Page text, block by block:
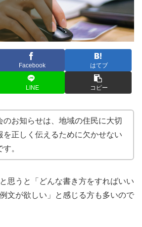
Facebook はてブ
LINE コピー
のお知らせは、地域の住民に大切
を正しく伝えるために欠かせない
。
思うと「どんな書き方をすればいい
文が欲しい」と感じる方も多いので